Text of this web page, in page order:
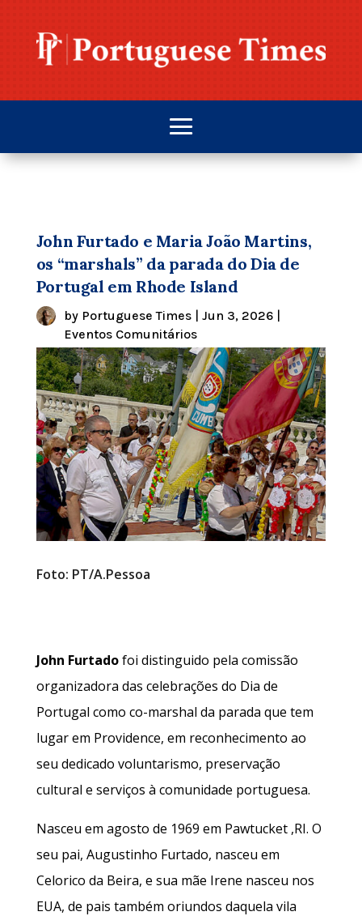
John Furtado e Maria João Martins,
os “marshals” da parada do Dia de
Portugal em Rhode Island
by Portuguese Times| Jun 3, 2026|
Eventos Comunitários
Foto: PT/A.Pessoa
John Furtadofoi distinguido pela comissão
organizadora das celebrações do Dia de
Portugal como co-marshal da parada que tem
lugar em Providence, em reconhecimento ao
seu dedicado voluntarismo, preservação
cultural e serviços à comunidade portuguesa.
Nasceu em agosto de 1969 em Pawtucket ,RI. O
seu pai, Augustinho Furtado, nasceu em
Celorico da Beira, e sua mãe Irene nasceu nos
EUA, de pais também oriundos daquela vila